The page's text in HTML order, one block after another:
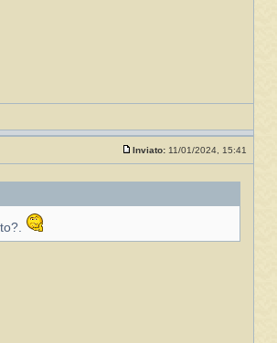
Inviato: 11/01/2024, 15:41